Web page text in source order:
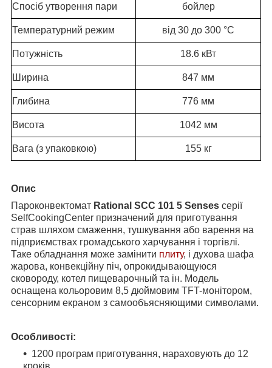
Спосіб утворення пари бойлер
Температурний режим від 30 до 300 °С
Потужність 18.6 кВт
Ширина 847 мм
Глибина 776 мм
Висота 1042 мм
Вага (з упаковкою) 155 кг
Опис
Пароконвектомат Rational SCC 101 5 Senses серії
SelfCookingCenter призначений для приготування
страв шляхом смаження, тушкування або варення на
підприємствах громадського харчування і торгівлі.
Таке обладнання може замінити плиту, і духова шафа
жарова, конвекційну піч, опрокидывающуюся
сковороду, котел пищеварочный та ін. Модель
оснащена кольоровим 8,5 дюймовим TFT-монітором,
сенсорним екраном з самообъясняющими символами.
Особливості:
1200 програм приготування, нараховують до 12
кроків